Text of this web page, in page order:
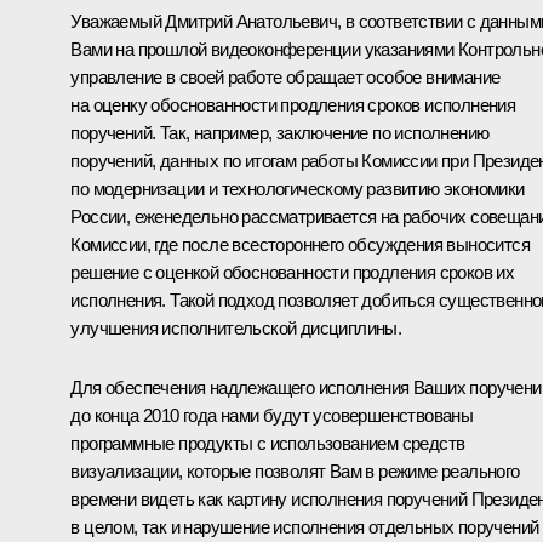
Уважаемый Дмитрий Анатольевич, в соответствии с
Вами на прошлой видеоконференции указаниями
управление в своей работе обращает особое внимание
на оценку обоснованности продления сроков исполнения
поручений. Так, например, заключение по исполнению
поручений, данных по итогам работы Комиссии при
по модернизации и технологическому развитию экономики
России, еженедельно рассматривается на рабочих
Комиссии, где после всестороннего обсуждения выносится
решение с оценкой обоснованности продления сроков их
исполнения. Такой подход позволяет добиться
улучшения исполнительской дисциплины.
Для обеспечения надлежащего исполнения Ваших
до конца 2010 года нами будут усовершенствованы
программные продукты с использованием средств
визуализации, которые позволят Вам в режиме реального
времени видеть как картину исполнения поручений
в целом, так и нарушение исполнения отдельных поручений